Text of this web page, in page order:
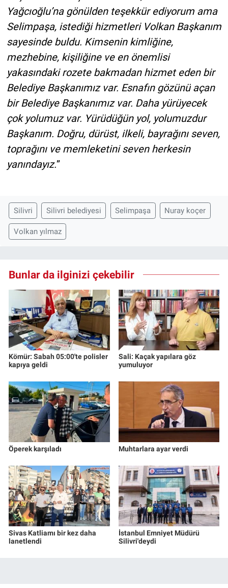
Yağcıoğlu’na gönülden teşekkür ediyorum ama
Selimpaşa, istediği hizmetleri Volkan Başkanım
sayesinde buldu. Kimsenin kimliğine,
mezhebine, kişiliğine ve en önemlisi
yakasındaki rozete bakmadan hizmet eden bir
Belediye Başkanımız var. Esnafın gözünü açan
bir Belediye Başkanımız var. Daha yürüyecek
çok yolumuz var. Yürüdüğün yol, yolumuzdur
Başkanım. Doğru, dürüst, ilkeli, bayrağını seven,
toprağını ve memleketini seven herkesin
yanındayız.”
Silivri Silivri belediyesi Selimpaşa Nuray koçer
Volkan yılmaz
Bunlar da ilginizi çekebilir
Kömür: Sabah 05:00'te polisler
kapıya geldi
Sali: Kaçak yapılara göz
yumuluyor
Öperek karşıladı Muhtarlara ayar verdi
Sivas Katliamı bir kez daha
lanetlendi
İstanbul Emniyet Müdürü
Silivri'deydi